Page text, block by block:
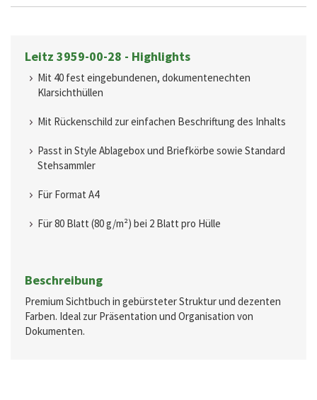
Leitz 3959-00-28 - Highlights
Mit 40 fest eingebundenen, dokumentenechten
Klarsichthüllen
Mit Rückenschild zur einfachen Beschriftung des Inhalts
Passt in Style Ablagebox und Briefkörbe sowie Standard
Stehsammler
Für Format A4
Für 80 Blatt (80 g/m²) bei 2 Blatt pro Hülle
Beschreibung
Premium Sichtbuch in gebürsteter Struktur und dezenten
Farben. Ideal zur Präsentation und Organisation von
Dokumenten.